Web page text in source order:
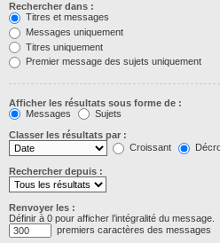
Rechercher dans :
Titres et messages
Messages uniquement
Titres uniquement
Premier message des sujets uniquement
Afficher les résultats sous forme de :
Messages
Sujets
Classer les résultats par :
Croissant
Rechercher depuis :
Renvoyer les :
Définir à 0 pour afficher l’intégralité du message.
premiers caractères des messages